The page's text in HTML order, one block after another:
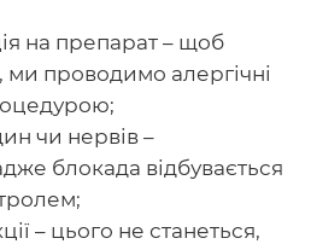
на препарат – щоб
ми проводимо алергічні
чи нервів –
блокада відбувається
– цього не станеться,